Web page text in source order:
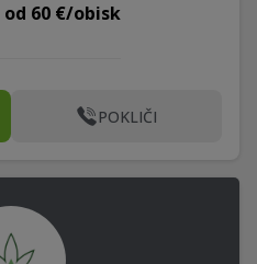
od 60 €/obisk
POKLIČI